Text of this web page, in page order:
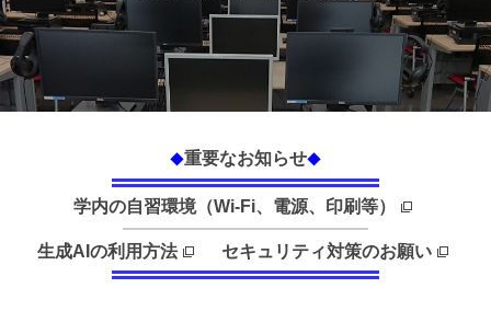
◆重要なお知らせ◆
学内の自習環境（Wi-Fi、電源、印刷等）
生成AIの利用方法 セキュリティ対策のお願い